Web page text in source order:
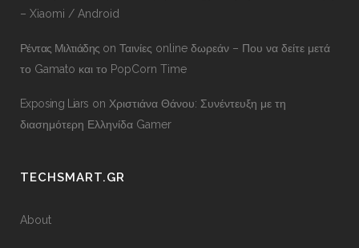
– Xiaomi / Android
Ρέντας Μιλτιάδης onΤαινίες online δωρεάν – Που να δείτε μετά
το Gamato και το PopCorn Time
Exposing Liars on Χριστιάνα Θάνου: Συνέντευξη με τη
διασημότερη Ελληνίδα Gamer
TECHSMART.GR
About